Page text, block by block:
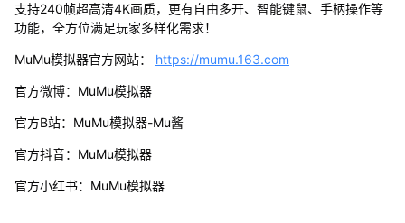
支持240帧超高清4K画质，更有自由多开、智能键鼠、手柄操作等
功能，全方位满足玩家多样化需求！
MuMu模拟器官方网站： https://mumu.163.com
官方微博：MuMu模拟器
官方B站：MuMu模拟器-Mu酱
官方抖音：MuMu模拟器
官方小红书：MuMu模拟器